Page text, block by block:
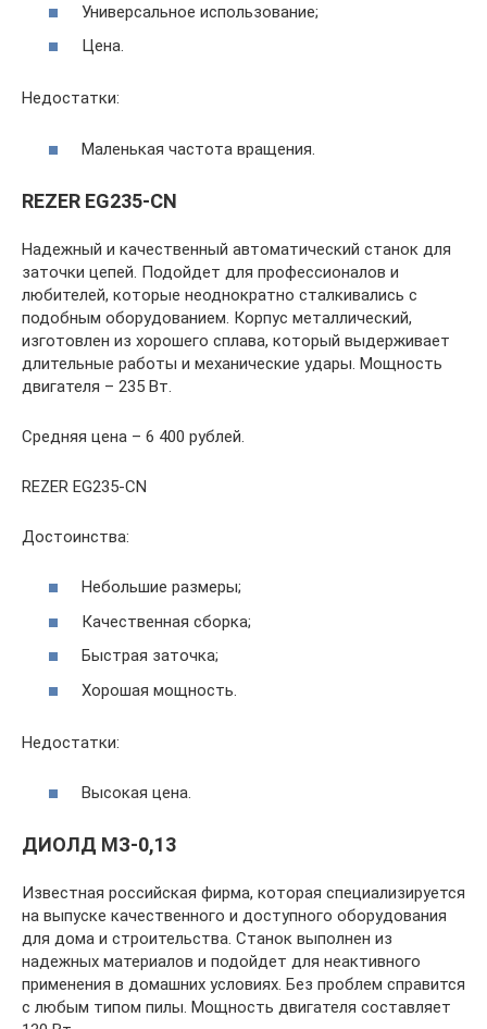
Универсальное использование;
Цена.
Недостатки:
Маленькая частота вращения.
REZER EG235-CN
Надежный и качественный автоматический станок для
заточки цепей. Подойдет для профессионалов и
любителей, которые неоднократно сталкивались с
подобным оборудованием. Корпус металлический,
изготовлен из хорошего сплава, который выдерживает
длительные работы и механические удары. Мощность
двигателя – 235 Вт.
Средняя цена – 6 400 рублей.
REZER EG235-CN
Достоинства:
Небольшие размеры;
Качественная сборка;
Быстрая заточка;
Хорошая мощность.
Недостатки:
Высокая цена.
ДИОЛД МЗ-0,13
Известная российская фирма, которая специализируется
на выпуске качественного и доступного оборудования
для дома и строительства. Станок выполнен из
надежных материалов и подойдет для неактивного
применения в домашних условиях. Без проблем справится
с любым типом пилы. Мощность двигателя составляет